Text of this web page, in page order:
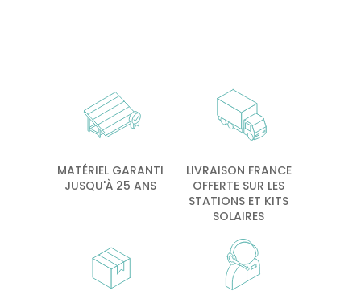
MATÉRIEL GARANTI
JUSQU'À 25 ANS
LIVRAISON FRANCE
OFFERTE SUR LES
STATIONS ET KITS
SOLAIRES